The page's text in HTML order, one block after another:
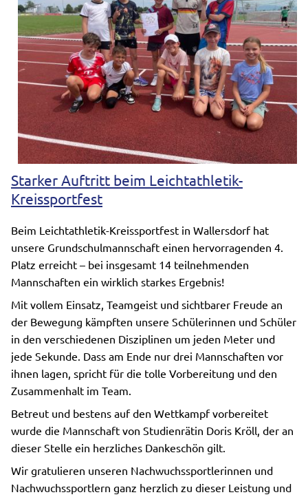
Starker Auftritt beim Leichtathletik-
Kreissportfest
Beim Leichtathletik-Kreissportfest in Wallersdorf hat
unsere Grundschulmannschaft einen hervorragenden 4.
Platz erreicht – bei insgesamt 14 teilnehmenden
Mannschaften ein wirklich starkes Ergebnis!
Mit vollem Einsatz, Teamgeist und sichtbarer Freude an
der Bewegung kämpften unsere Schülerinnen und Schüler
in den verschiedenen Disziplinen um jeden Meter und
jede Sekunde. Dass am Ende nur drei Mannschaften vor
ihnen lagen, spricht für die tolle Vorbereitung und den
Zusammenhalt im Team.
Betreut und bestens auf den Wettkampf vorbereitet
wurde die Mannschaft von Studienrätin Doris Kröll, der an
dieser Stelle ein herzliches Dankeschön gilt.
Wir gratulieren unseren Nachwuchssportlerinnen und
Nachwuchssportlern ganz herzlich zu dieser Leistung und